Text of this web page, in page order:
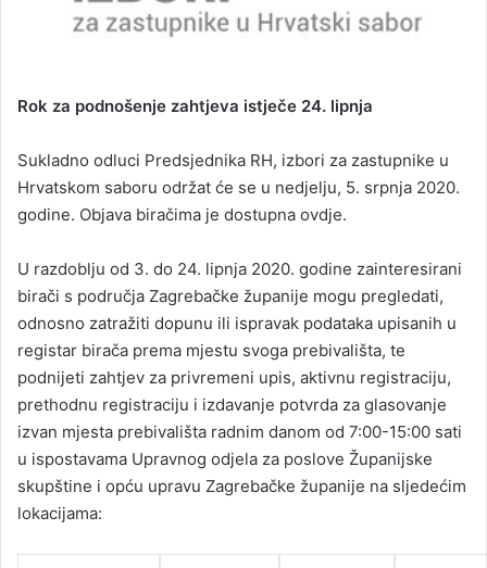
Rok za podnošenje zahtjeva istječe 24. lipnja
Sukladno odluci Predsjednika RH, izbori za zastupnike u
Hrvatskom saboru održat će se u nedjelju, 5. srpnja 2020.
godine. Objava biračima je dostupna ovdje.
U razdoblju od 3. do 24. lipnja 2020. godine zainteresirani
birači s područja Zagrebačke županije mogu pregledati,
odnosno zatražiti dopunu ili ispravak podataka upisanih u
registar birača prema mjestu svoga prebivališta, te
podnijeti zahtjev za privremeni upis, aktivnu registraciju,
prethodnu registraciju i izdavanje potvrda za glasovanje
izvan mjesta prebivališta radnim danom od 7:00-15:00 sati
u ispostavama Upravnog odjela za poslove Županijske
skupštine i opću upravu Zagrebačke županije na sljedećim
lokacijama: